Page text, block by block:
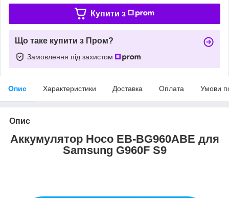
Купити з
Що таке купити з Пром?
Замовлення під захистом
Опис Характеристики Доставка Оплата Умови
Опис
Аккумулятор Hoco EB-BG960ABE для
Samsung G960F S9